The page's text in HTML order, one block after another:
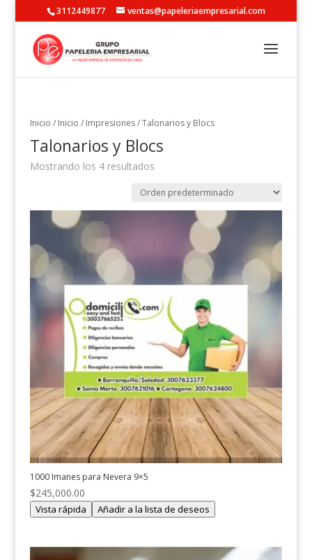
3112449877 ventas@papeleriaempresarial.com
Inicio / Inicio / Impresiones/ Talonarios y Blocs
Talonarios y Blocs
Mostrando los 4 resultados
1000 Imanes para Nevera 9×5
$245,000.00
Vista rápida Añadir a la lista de deseos